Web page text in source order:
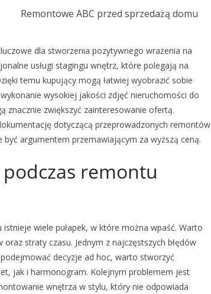
Remontowe ABC przed sprzedażą domu
dla stworzenia pozytywnego wrażenia na
usługi stagingu wnętrz, które polegają na
temu kupujący mogą łatwiej wyobrazić sobie
wysokiej jakości zdjęć nieruchomości do
znacznie zwiększyć zainteresowanie ofertą.
dotyczącą przeprowadzonych remontów
argumentem przemawiającym za wyższą ceną.
podczas remontu
wiele pułapek, w które można wpaść. Warto
straty czasu. Jednym z najczęstszych błędów
decyzje ad hoc, warto stworzyć
jak i harmonogram. Kolejnym problemem jest
wnętrza w stylu, który nie odpowiada